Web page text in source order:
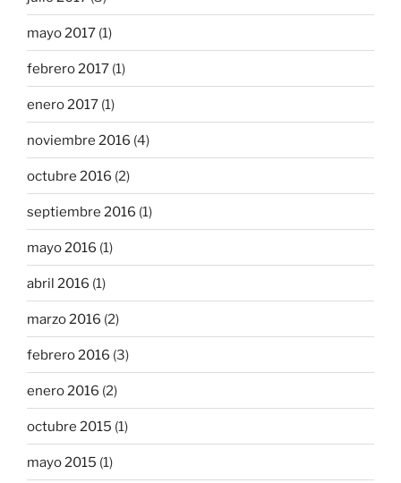
mayo 2017 (1)
febrero 2017 (1)
enero 2017 (1)
noviembre 2016 (4)
octubre 2016 (2)
septiembre 2016 (1)
mayo 2016 (1)
abril 2016 (1)
marzo 2016 (2)
febrero 2016 (3)
enero 2016 (2)
octubre 2015 (1)
mayo 2015 (1)